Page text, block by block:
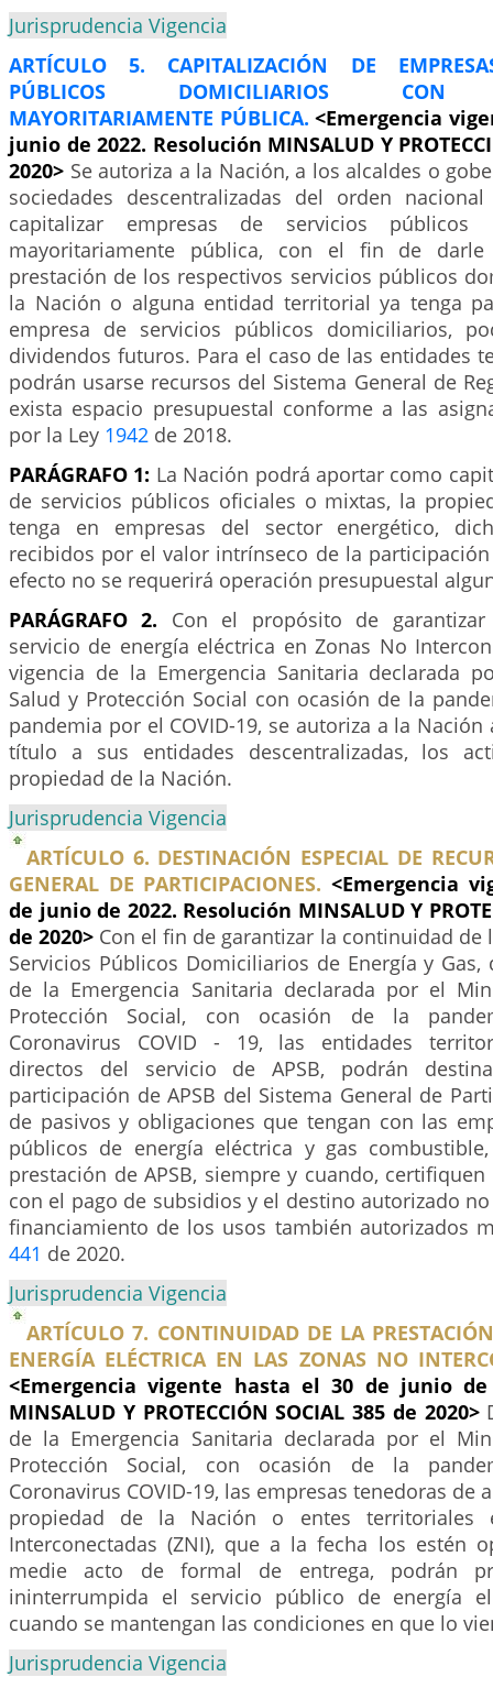
Jurisprudencia Vigencia
ARTÍCULO 5. CAPITALIZACIÓN DE
PÚBLICOS DOMICILIARIOS CON
MAYORITARIAMENTE PÚBLICA. <Emergencia
junio de 2022. Resolución MINSALUD Y
2020> Se autoriza a la Nación, a los alcaldes o
sociedades descentralizadas del orden
capitalizar empresas de servicios públicos
mayoritariamente pública, con el fin de
prestación de los respectivos servicios públicos
la Nación o alguna entidad territorial ya tenga
empresa de servicios públicos domiciliarios,
dividendos futuros. Para el caso de las entidades
podrán usarse recursos del Sistema General de
exista espacio presupuestal conforme a las
por la Ley 1942 de 2018.
PARÁGRAFO 1: La Nación podrá aportar como
de servicios públicos oficiales o mixtas, la
tenga en empresas del sector energético,
recibidos por el valor intrínseco de la
efecto no se requerirá operación presupuestal
PARÁGRAFO 2. Con el propósito de
servicio de energía eléctrica en Zonas No
vigencia de la Emergencia Sanitaria declarada
Salud y Protección Social con ocasión de la
pandemia por el COVID-19, se autoriza a la
título a sus entidades descentralizadas, los
propiedad de la Nación.
Jurisprudencia Vigencia
ARTÍCULO 6. DESTINACIÓN ESPECIAL DE
GENERAL DE PARTICIPACIONES. <Emergencia
de junio de 2022. Resolución MINSALUD Y
de 2020> Con el fin de garantizar la continuidad de
Servicios Públicos Domiciliarios de Energía y
de la Emergencia Sanitaria declarada por el
Protección Social, con ocasión de la
Coronavirus COVID - 19, las entidades
directos del servicio de APSB, podrán
participación de APSB del Sistema General de
de pasivos y obligaciones que tengan con las
públicos de energía eléctrica y gas
prestación de APSB, siempre y cuando,
con el pago de subsidios y el destino autorizado
financiamiento de los usos también autorizados
441 de 2020.
Jurisprudencia Vigencia
ARTÍCULO 7. CONTINUIDAD DE LA
ENERGÍA ELÉCTRICA EN LAS ZONAS NO
<Emergencia vigente hasta el 30 de junio de
MINSALUD Y PROTECCIÓN SOCIAL 385 de 2020>
de la Emergencia Sanitaria declarada por el
Protección Social, con ocasión de la
Coronavirus COVID-19, las empresas tenedoras de
propiedad de la Nación o entes territoriales
Interconectadas (ZNI), que a la fecha los estén
medie acto de formal de entrega, podrán
ininterrumpida el servicio público de energía
cuando se mantengan las condiciones en que lo
Jurisprudencia Vigencia